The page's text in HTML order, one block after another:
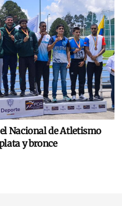
Nacional de Atletismo
y bronce